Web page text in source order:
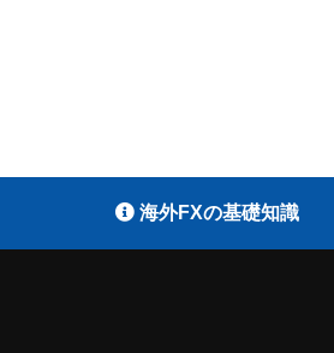
海外FXの基礎知識